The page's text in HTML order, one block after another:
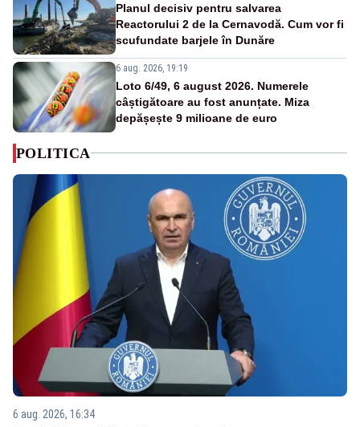
Planul decisiv pentru salvarea
Reactorului 2 de la Cernavodă. Cum vor fi
scufundate barjele în Dunăre
6 aug. 2026, 19:19
Loto 6/49, 6 august 2026. Numerele
câștigătoare au fost anunțate. Miza
depășește 9 milioane de euro
POLITICA
6 aug. 2026, 16:34